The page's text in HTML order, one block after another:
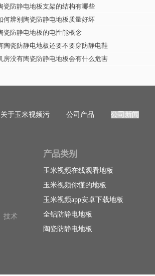
瓷防静电地板支架的结构有哪些
何辨别陶瓷防静电地板质量好坏
瓷防静电地板的电性能概念
陶瓷防静电地板还要不要穿防静电鞋
房没有陶瓷防静电地板会有什么危害
关于玉米视频污 公司产品 公司新闻
技术
产品类别
玉米视频在线观看地板
玉米视频你懂的地板
玉米视频app安卓下载地板
全铝防静电地板
陶瓷防静电地板